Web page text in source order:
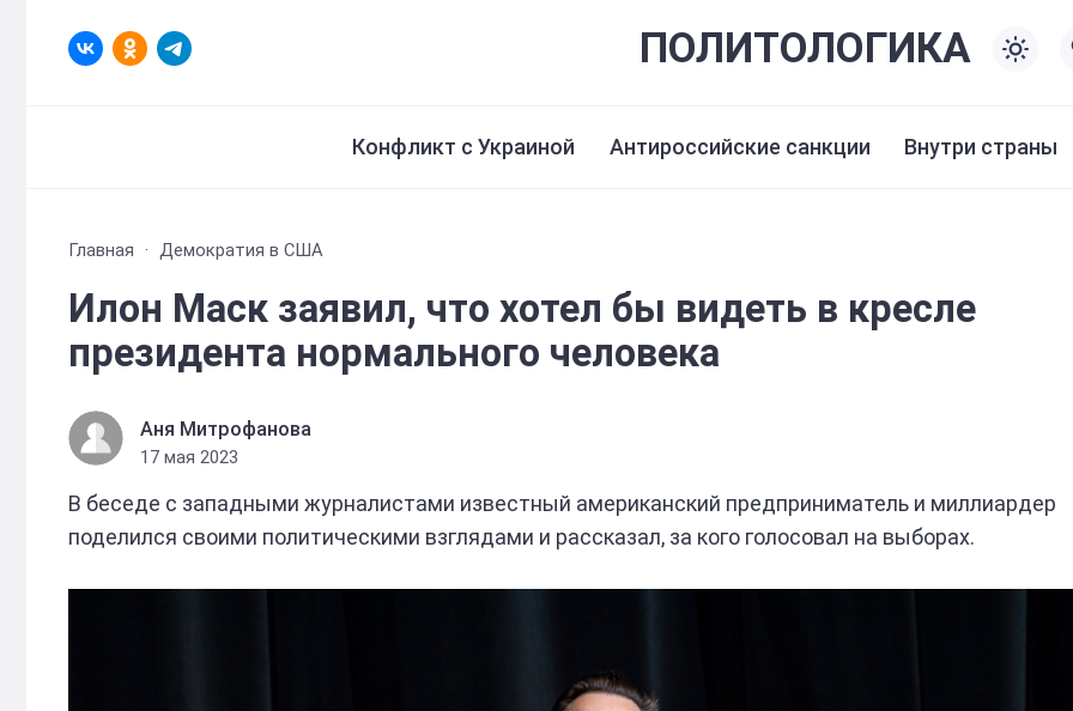
ПОЛИТОЛОГИКА
Конфликт с Украиной Антироссийские санкции Внутри страны
Главная Демократия в США
Илон Маск заявил, что хотел бы видеть в кресле
президента нормального человека
Аня Митрофанова
17 мая 2023
В беседе с западными журналистами известный американский предприниматель и миллиардер
поделился своими политическими взглядами и рассказал, за кого голосовал на выборах.